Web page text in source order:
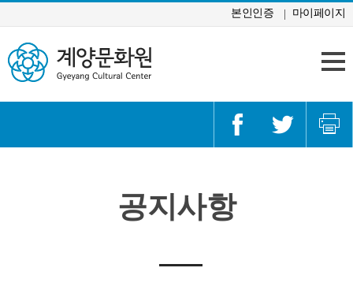
콘텐츠 바로가기 본인인증 마이페이지
공지사항